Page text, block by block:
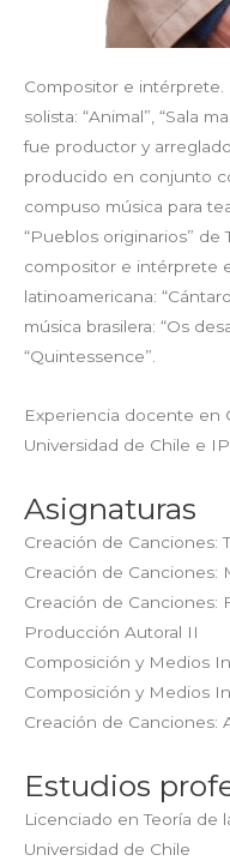
Compositor e
solista: “Animal”, “Sala
fue productor y
producido en conjunto
compuso música para
“Pueblos originarios” de
compositor e intérprete
latinoamericana:
música brasilera: “Os
“Quintessence”.
Experiencia docente en
Universidad de Chile e
Asignaturas
Creación de Canciones:
Creación de Canciones:
Creación de Canciones:
Producción Autoral II
Composición y Medios
Composición y Medios
Creación de Canciones:
Estudios
Licenciado en Teoría de
Universidad de Chile